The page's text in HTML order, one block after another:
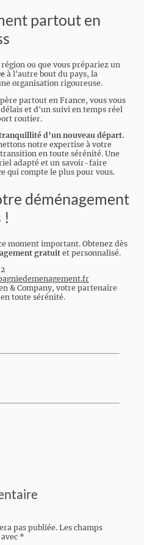
partout en
ou que vous prépariez un
à l'autre bout du pays, la
organisation rigoureuse.
partout en France, vous vous
et d'un suivi en temps réel
routier.
d’un nouveau départ.
notre expertise à votre
en toute sérénité. Une
adapté et un savoir-faire
qui compte le plus pour vous.
déménagement
!
moment important. Obtenez dès
gratuit et personnalisé.
& Company, votre partenaire
toute sérénité.
pas publiée. Les champs
*